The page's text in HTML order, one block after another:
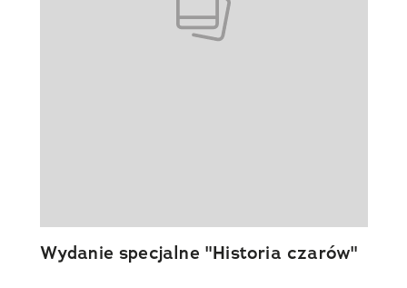
Wydanie specjalne "Historia czarów"